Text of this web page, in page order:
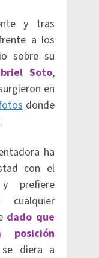
y tras
a los
sobre su
Soto,
en
donde
ha
con el
prefiere
cualquier
dado que
diera a